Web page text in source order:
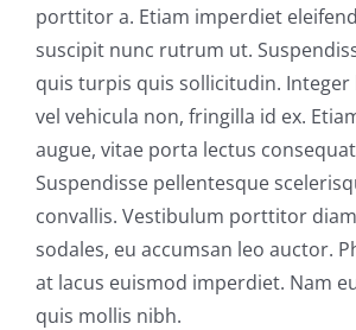
porttitor a. Etiam imperdiet
suscipit nunc rutrum ut.
quis turpis quis sollicitudin. Integer
vel vehicula non, fringilla id ex.
augue, vitae porta lectus
Suspendisse pellentesque
convallis. Vestibulum porttitor
sodales, eu accumsan leo auctor.
at lacus euismod imperdiet. Nam
quis mollis nibh.